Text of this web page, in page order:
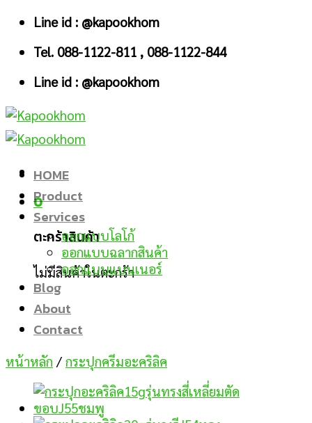
Skip
content
Line id : @kapookhom
Tel. 088-1122-811 , 088-1122-844
Line id : @kapookhom
0
ตะกร้าสินค้า
ไม่มีสินค้าในตะกร้า
HOME
Product
Services
ออกแบบโลโก้
ออกแบบฉลากสินค้า
ออกแบบแบนเนอร์
Blog
About
Contact
หน้าหลัก / กระปุกครีมอะคริลิค